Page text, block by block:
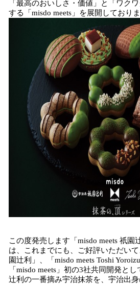
す
「最高のおいしさ・価値」と「ワク
する「misdo meets」を展開しておりま
この度発売します「misdo meets 祇園
は、これまでにも、ご好評いただい
園辻利」、「misdo meets Toshi
「misdo meets」初の3社共同開発と
辻利の一番摘み宇治抹茶を、宇治出